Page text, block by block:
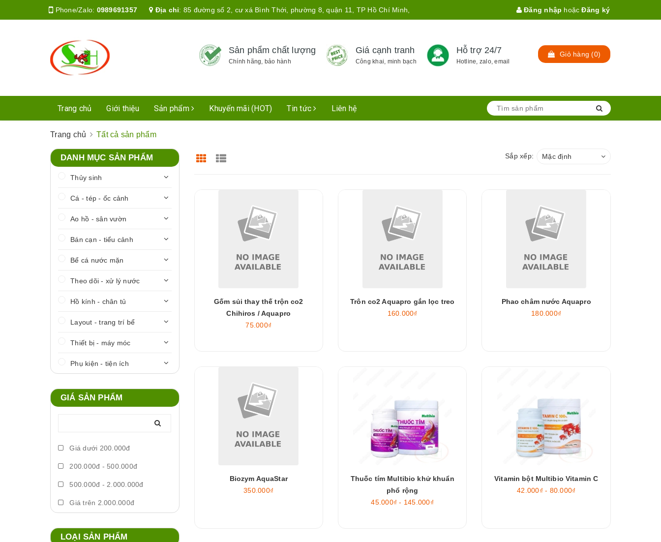
Phone/Zalo: 0989691357 Địa chỉ: 85 đường số 2, cư xá Bình Thới, phường 8, quận 11, TP Hồ Chí Minh, Đăng nhập hoặc Đăng ký
Sản phẩm chất lượng
Chính hãng, bảo hành
Giá cạnh tranh
Công khai, minh bạch
Hỗ trợ 24/7
Hotline, zalo, email
Giỏ hàng (0)
Trang chủ Giới thiệu Sản phẩm Khuyến mãi (HOT) Tin tức Liên hệ
Trang chủ Tất cả sản phẩm
Sắp xếp: Mặc định
Gốm sủi thay thế trộn co2
Chihiros / Aquapro
75.000₫
Trôn co2 Aquapro gắn lọc treo
160.000₫
Phao châm nước Aquapro
180.000₫
Biozym AquaStar
350.000₫
Thuốc tím Multibio khử khuẩn
phổ rộng
45.000₫ - 145.000₫
Vitamin bột Multibio Vitamin C
42.000₫ - 80.000₫
DANH MỤC SẢN PHẨM
Thủy sinh
Cá - tép - ốc cảnh
Ao hồ - sân vườn
Bán cạn - tiểu cảnh
Bể cá nước mặn
Theo dõi - xử lý nước
Hồ kính - chân tủ
Layout - trang trí bể
Thiết bị - máy móc
Phụ kiện - tiện ích
GIÁ SẢN PHẨM
Giá dưới 200.000đ
200.000đ - 500.000đ
500.000đ - 2.000.000đ
Giá trên 2.000.000đ
LOẠI SẢN PHẨM